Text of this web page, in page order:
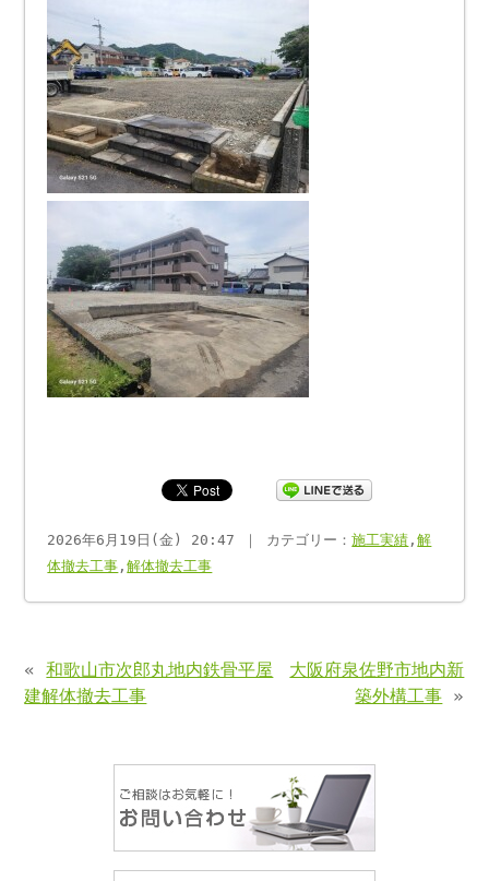
2026年6月19日(金) 20:47 ｜ カテゴリー：施工実績 ,解
体撤去工事 ,解体撤去工事
«和歌山市次郎丸地内鉄骨平屋
建解体撤去工事
大阪府泉佐野市地内新
築外構工事 »